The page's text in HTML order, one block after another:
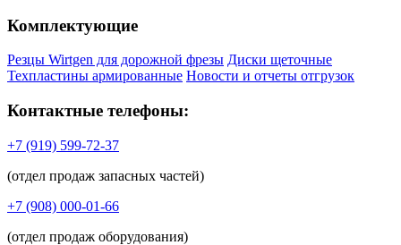
Комплектующие
Резцы Wirtgen для дорожной фрезы Диски щеточные
Техпластины армированные Новости и отчеты отгрузок
Контактные телефоны:
+7 (919) 599-72-37
(отдел продаж запасных частей)
+7 (908) 000-01-66
(отдел продаж оборудования)